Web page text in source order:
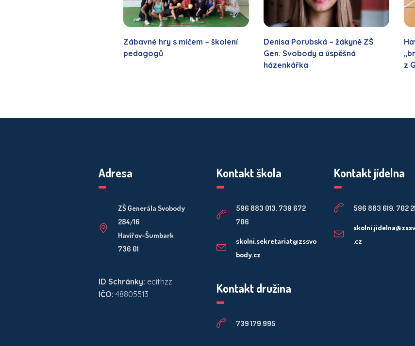
Zábavné hry s míčem – školení
pedagogů
Denisa Porubská – žákyně ZŠ
Gen. Svobody a úspěšná
házenkářka
z
Adresa
ZŠ Generála Svobody
284/16
Havířov-Šumbark
736 01
ID Schránky: ecithzz
IČO: 48805513
Kontakt škola
596 883 013, 739 672
706
skolni.sekretariat@zssvo
body.cz
Kontakt družina
739 179 995
Kontakt jídelna
596 883 619, 702
.cz